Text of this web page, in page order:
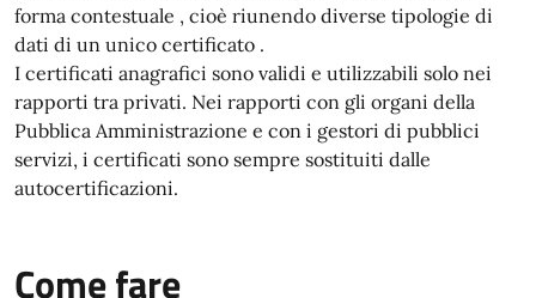
forma contestuale , cioè riunendo diverse tipologie di
dati di un unico certificato .
I certificati anagrafici sono validi e utilizzabili solo nei
rapporti tra privati. Nei rapporti con gli organi della
Pubblica Amministrazione e con i gestori di pubblici
servizi, i certificati sono sempre sostituiti dalle
autocertificazioni.
Come fare